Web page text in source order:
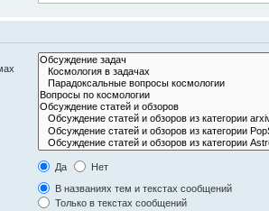
Да
Нет
В названиях тем и текстах сообщений
Только в текстах сообщений